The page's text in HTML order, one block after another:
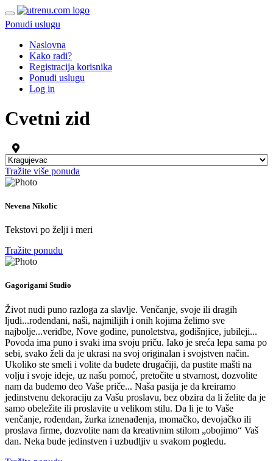
Ponudi uslugu
Naslovna
Kako radi?
Registracija korisnika
Ponudi uslugu
Log in
Cvetni zid
Tražite više ponuda
Nevena Nikolic
Tekstovi po želji i meri
Tražite ponudu
Gagorigami Studio
Život nudi puno razloga za slavlje. Venčanje, svoje ili dragih
ljudi...rođendani, naši, najmilijih i onih kojima želimo sve
najbolje...veridbe, Nove godine, punoletstva, godišnjice, jubileji...
Povoda ima puno i svaki ima svoju priču. Iako je sreća lepa sama po
sebi, svako želi da je ukrasi na svoj originalan i svojstven način.
Ukoliko ste smeli i volite da budete drugačiji, da pustite mašti na
volju i svoje ideje, uz našu pomoć, pretočite u stvarnost, dozvolite
nam da budemo deo Vaše priče... Naša pasija je da kreiramo
jedinstvenu dekoraciju za Vašu proslavu, bez obzira da li želite da je
samo obeležite ili proslavite u velikom stilu. Da li je to Vaše
venčanje, rođendan, žurka iznenađenja, momačko, devojačko ili
proslava firme, dozvolite nam da kreativnim stilom „obojimo“ Vaš
dan. Neka bude jedinstven i uzbudljiv u svakom pogledu.